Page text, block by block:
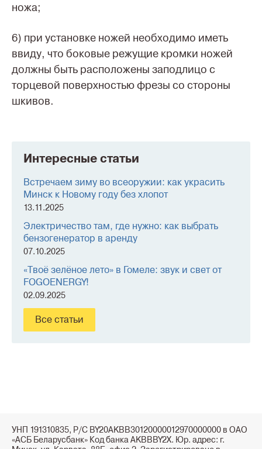
ножа;
6) при установке ножей необходимо иметь
ввиду, что боковые режущие кромки ножей
должны быть расположены заподлицо с
торцевой поверхностью фрезы со стороны
шкивов.
Интересные статьи
Встречаем зиму во всеоружии: как украсить
Минск к Новому году без хлопот
13.11.2025
Электричество там, где нужно: как выбрать
бензогенератор в аренду
07.10.2025
«Твоё зелёное лето» в Гомеле: звук и свет от
FOGOENERGY!
02.09.2025
Все статьи
УНП 191310835, Р/С BY20AKBB30120000012970000000 в ОАО
«АСБ Беларусбанк» Код банка AKBBBY2X. Юр. адрес: г.